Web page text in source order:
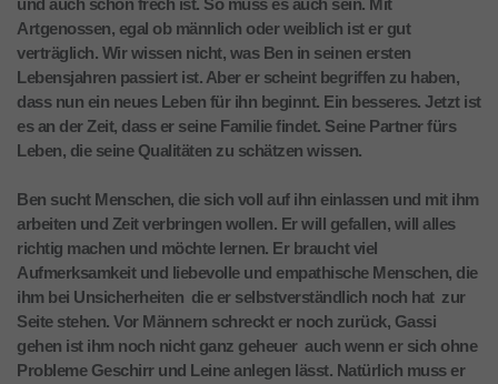
und auch schon frech ist. So muss es auch sein. Mit
Artgenossen, egal ob männlich oder weiblich ist er gut
verträglich. Wir wissen nicht, was Ben in seinen ersten
Lebensjahren passiert ist. Aber er scheint begriffen zu haben,
dass nun ein neues Leben für ihn beginnt. Ein besseres. Jetzt ist
es an der Zeit, dass er seine Familie findet. Seine Partner fürs
Leben, die seine Qualitäten zu schätzen wissen.
Ben sucht Menschen, die sich voll auf ihn einlassen und mit ihm
arbeiten und Zeit verbringen wollen. Er will gefallen, will alles
richtig machen und möchte lernen. Er braucht viel
Aufmerksamkeit und liebevolle und empathische Menschen, die
ihm bei Unsicherheiten  die er selbstverständlich noch hat  zur
Seite stehen. Vor Männern schreckt er noch zurück, Gassi
gehen ist ihm noch nicht ganz geheuer  auch wenn er sich ohne
Probleme Geschirr und Leine anlegen lässt. Natürlich muss er